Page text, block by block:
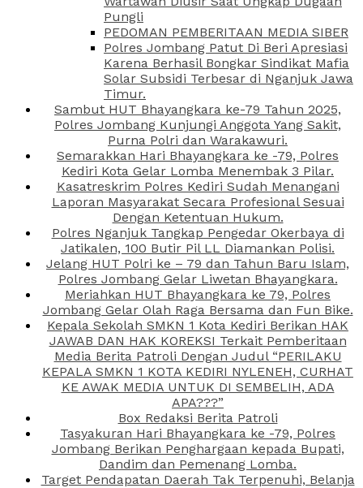
Pungli
PEDOMAN PEMBERITAAN MEDIA SIBER
Polres Jombang Patut Di Beri Apresiasi
Karena Berhasil Bongkar Sindikat Mafia
Solar Subsidi Terbesar di Nganjuk Jawa
Timur.
Sambut HUT Bhayangkara ke-79 Tahun 2025,
Polres Jombang Kunjungi Anggota Yang Sakit,
Purna Polri dan Warakawuri.
Semarakkan Hari Bhayangkara ke -79, Polres
Kediri Kota Gelar Lomba Menembak 3 Pilar.
Kasatreskrim Polres Kediri Sudah Menangani
Laporan Masyarakat Secara Profesional Sesuai
Dengan Ketentuan Hukum.
Polres Nganjuk Tangkap Pengedar Okerbaya di
Jatikalen, 100 Butir Pil LL Diamankan Polisi.
Jelang HUT Polri ke – 79 dan Tahun Baru Islam,
Polres Jombang Gelar Liwetan Bhayangkara.
Meriahkan HUT Bhayangkara ke 79, Polres
Jombang Gelar Olah Raga Bersama dan Fun Bike.
Kepala Sekolah SMKN 1 Kota Kediri Berikan HAK
JAWAB DAN HAK KOREKSI Terkait Pemberitaan
Media Berita Patroli Dengan Judul “PERILAKU
KEPALA SMKN 1 KOTA KEDIRI NYLENEH, CURHAT
KE AWAK MEDIA UNTUK DI SEMBELIH, ADA
APA???”
Box Redaksi Berita Patroli
Tasyakuran Hari Bhayangkara ke -79, Polres
Jombang Berikan Penghargaan kepada Bupati,
Dandim dan Pemenang Lomba.
Target Pendapatan Daerah Tak Terpenuhi, Belanja